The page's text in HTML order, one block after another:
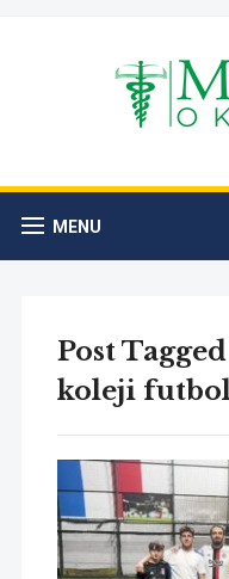
MENU
Post
koleji futbol